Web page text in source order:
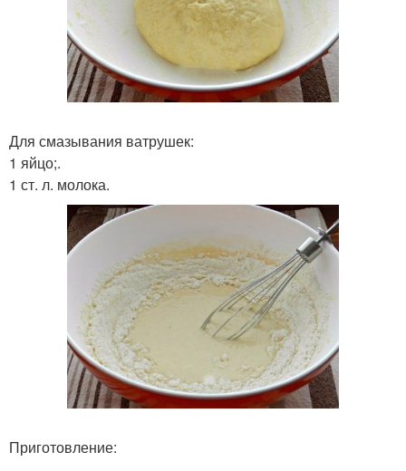
Для смазывания ватрушек:
1 яйцо;.
1 ст. л. молока.
Приготовление: